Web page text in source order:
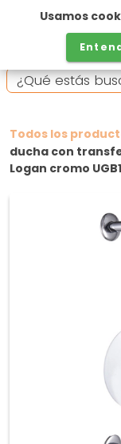
Todos los
ducha con
Logan cromo
Usamos